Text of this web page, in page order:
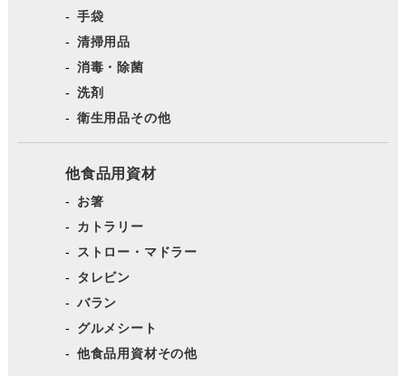
手袋
清掃用品
消毒・除菌
洗剤
衛生用品その他
他食品用資材
お箸
カトラリー
ストロー・マドラー
タレビン
バラン
グルメシート
他食品用資材その他